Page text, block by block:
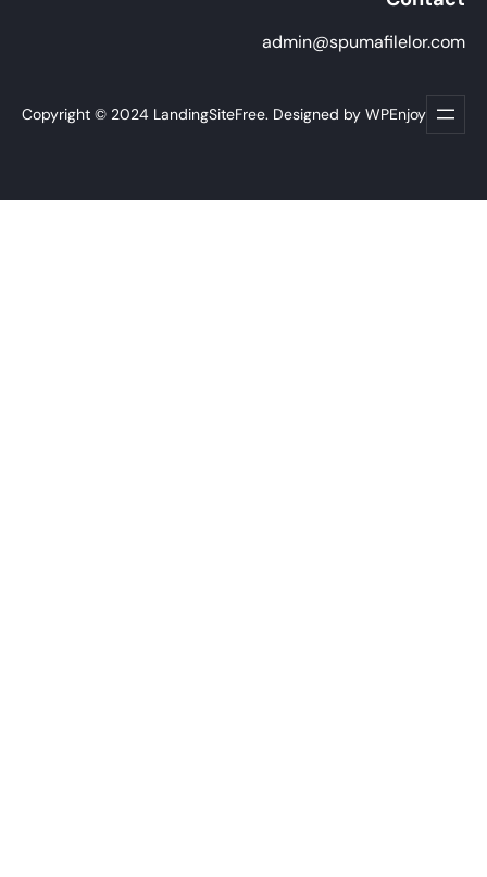
admin@spumafilelor.com
Copyright © 2024 LandingSiteFree. Designed by WPEnjoy